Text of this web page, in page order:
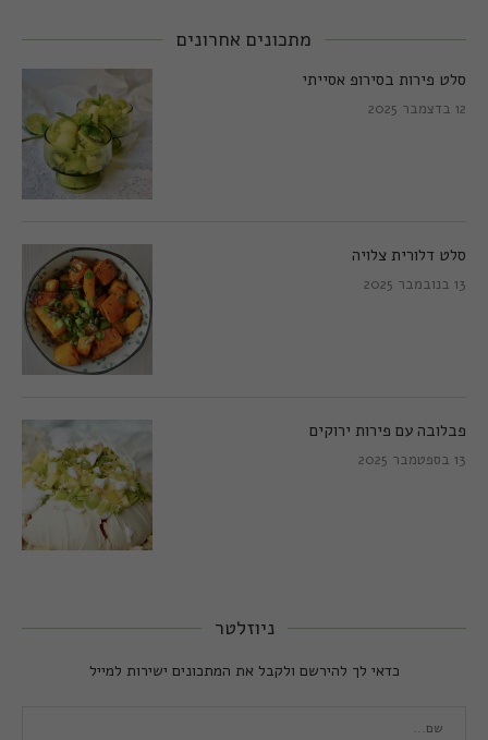
מתכונים אחרונים
סלט פירות בסירופ אסייתי
12 בדצמבר 2025
סלט דלורית צלויה
13 בנובמבר 2025
פבלובה עם פירות ירוקים
13 בספטמבר 2025
ניוזלטר
כדאי לך להירשם ולקבל את המתכונים ישירות למייל